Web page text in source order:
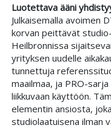
Luotettava ääni
Julkaisemalla avoimen
korvan peittävät
Heilbronnissa
yrityksen uudelle
tunnettuja
maailmaa, ja PRO-
liikkuvaan käyttöön.
elementin ansiosta,
studiolaatuisena ilman